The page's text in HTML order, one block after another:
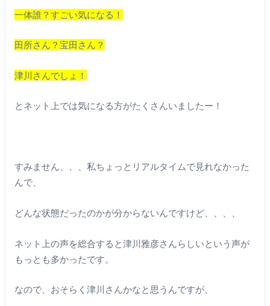
一体誰？すごい気になる！
田所さん？宝田さん？
津川さんでしょ！
とネット上では気になる方がたくさんいましたー！
すみません、、、私ちょっとリアルタイムで見れなかった
んで、
どんな状態だったのかが分からないんですけど、、、、
ネット上の声を総合すると津川雅彦さんらしいという声が
もっとも多かったです。
なので、おそらく津川さんかなと思うんですが、